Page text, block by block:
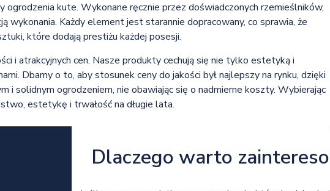
ogrodzenia kute. Wykonane ręcznie przez doświadczonych rzemieślników,
wykonania. Każdy element jest starannie dopracowany, co sprawia, że
które dodają prestiżu każdej posesji.
i atrakcyjnych cen. Nasze produkty cechują się nie tylko estetyką i
Dbamy o to, aby stosunek ceny do jakości był najlepszy na rynku, dzięki
i solidnym ogrodzeniem, nie obawiając się o nadmierne koszty. Wybierając
estetykę i trwałość na długie lata.
Dlaczego warto